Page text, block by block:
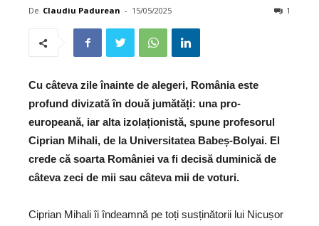
De Claudiu Padurean - 15/05/2025 1
Cu câteva zile înainte de alegeri, România este
profund divizată în două jumătăți: una pro-
europeană, iar alta izolaționistă, spune profesorul
Ciprian Mihali, de la Universitatea Babeș-Bolyai. El
crede că soarta României va fi decisă duminică de
câteva zeci de mii sau câteva mii de voturi.
Ciprian Mihali îi îndeamnă pe toți susținătorii lui Nicușor